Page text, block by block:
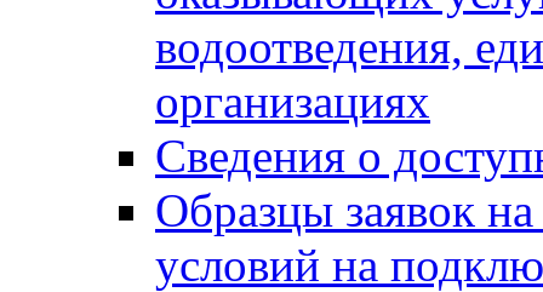
водоотведения,
организациях
Сведения о
Образцы заявок
условий на